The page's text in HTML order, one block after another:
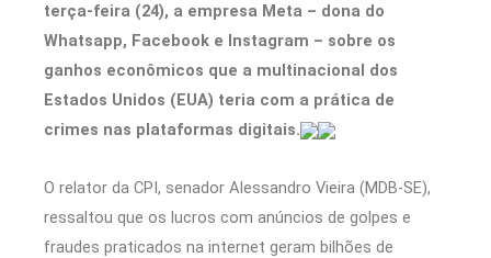
terça-feira (24), a empresa Meta – dona do
Whatsapp, Facebook e Instagram – sobre os
ganhos econômicos que a multinacional dos
Estados Unidos (EUA) teria com a prática de
crimes nas plataformas digitais.
O relator da CPI, senador Alessandro Vieira (MDB-SE),
ressaltou que os lucros com anúncios de golpes e
fraudes praticados na internet geram bilhões de